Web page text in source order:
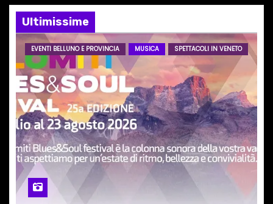
e
a
r
t
i
c
o
l
Ultimissime
EVENTI BELLUNO E PROVINCIA MUSICA SPETTACOLI IN VENETO